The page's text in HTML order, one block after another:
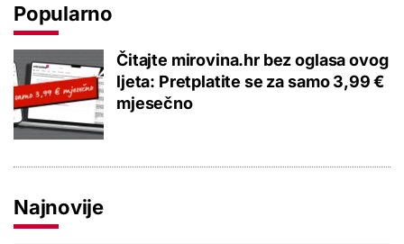
Popularno
Čitajte mirovina.hr bez oglasa ovog
ljeta: Pretplatite se za samo 3,99 €
mjesečno
Najnovije